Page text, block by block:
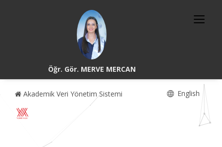
Öğr. Gör. MERVE MERCAN
Akademik Veri Yönetim Sistemi English